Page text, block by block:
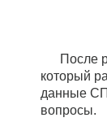
После
который
данные
вопросы.